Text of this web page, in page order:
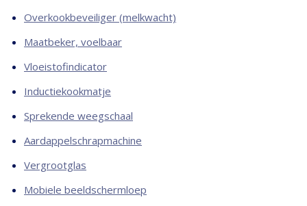
Overkookbeveiliger (melkwacht)
Maatbeker, voelbaar
Vloeistofindicator
Inductiekookmatje
Sprekende weegschaal
Aardappelschrapmachine
Vergrootglas
Mobiele beeldschermloep